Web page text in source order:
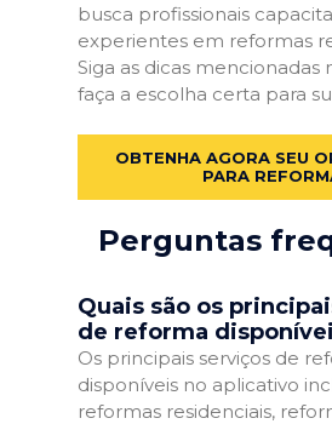
busca profissionais
experientes em reformas
Siga as dicas mencionadas
faça a escolha certa para
OBTENHA AGORA SEU
PARA
Perguntas
Quais são os
de reforma
Os principais serviços de
disponíveis no aplicativo
reformas residenciais,